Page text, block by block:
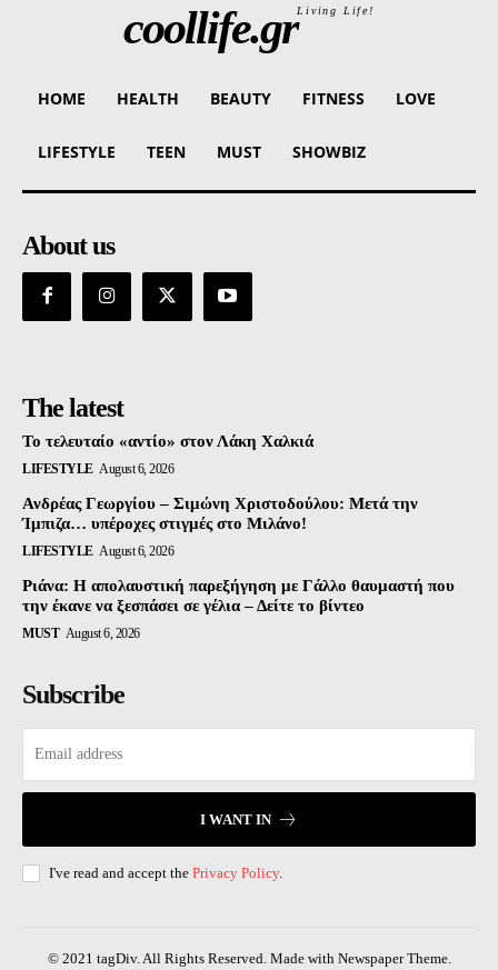
coollife.grLiving Life!
HOME HEALTH BEAUTY FITNESS LOVE
LIFESTYLE TEEN MUST SHOWBIZ
About us
The latest
Το τελευταίο «αντίο» στον Λάκη Χαλκιά
LIFESTYLE August 6, 2026
Ανδρέας Γεωργίου – Σιμώνη Χριστοδούλου: Μετά την
Ίμπιζα… υπέροχες στιγμές στο Μιλάνο!
LIFESTYLE August 6, 2026
Ριάνα: Η απολαυστική παρεξήγηση με Γάλλο θαυμαστή που
την έκανε να ξεσπάσει σε γέλια – Δείτε το βίντεο
MUST August 6, 2026
Subscribe
I WANT IN
I've read and accept the Privacy Policy.
© 2021 tagDiv. All Rights Reserved. Made with Newspaper Theme.